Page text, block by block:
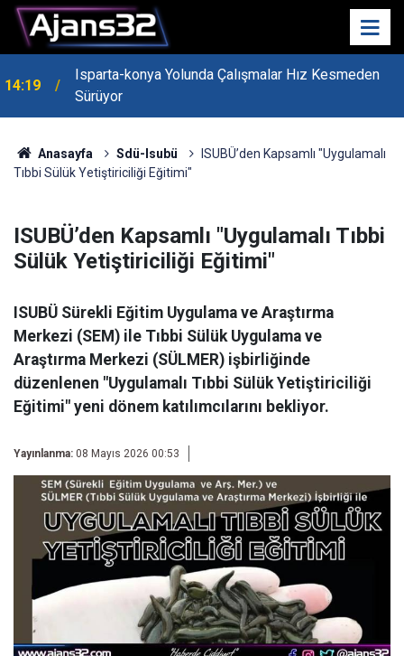
14:19
Isparta-konya Yolunda Çalışmalar Hız Kesmeden
Sürüyor
Anasayfa Sdü-Isubü
ISUBÜ’den Kapsamlı "Uygulamalı
Tıbbi Sülük Yetiştiriciliği Eğitimi"
ISUBÜ’den Kapsamlı "Uygulamalı Tıbbi
Sülük Yetiştiriciliği Eğitimi"
ISUBÜ Sürekli Eğitim Uygulama ve Araştırma
Merkezi (SEM) ile Tıbbi Sülük Uygulama ve
Araştırma Merkezi (SÜLMER) işbirliğinde
düzenlenen "Uygulamalı Tıbbi Sülük Yetiştiriciliği
Eğitimi" yeni dönem katılımcılarını bekliyor.
Yayınlanma: 08 Mayıs 2026 00:53